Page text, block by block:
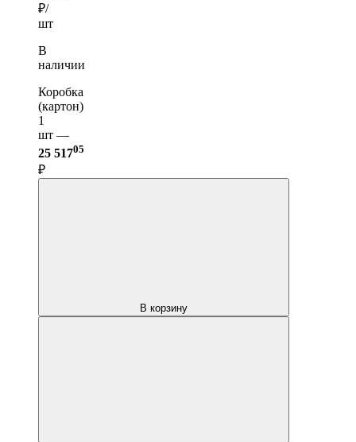
₽/
шт
В
наличии
Коробка
(картон)
1
шт —
25 51705
₽
В корзину